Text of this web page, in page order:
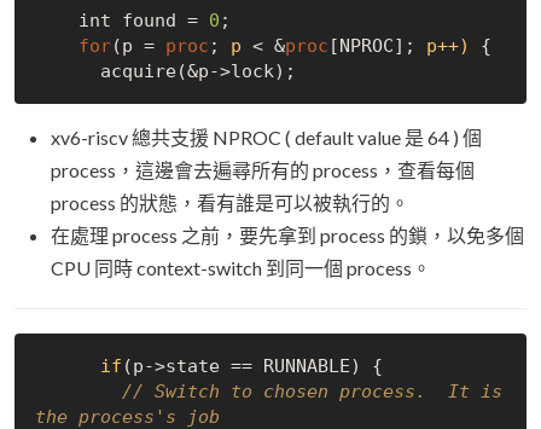
    int found =
0 ;
for(p = proc ; p < &proc [NPROC]; p++)
{
xv6-riscv 總共支援 NPROC ( default value 是 64 ) 個
process，這邊會去遍尋所有的 process，查看每個
process 的狀態，看有誰是可以被執行的。
在處理 process 之前，要先拿到 process 的鎖，以免多個
CPU 同時 context-switch 到同一個 process。
if (p->state == RUNNABLE) {
// Switch to chosen process.  It is
the process's job